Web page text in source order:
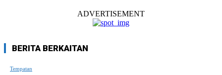
ADVERTISEMENT
BERITA BERKAITAN
Tempatan